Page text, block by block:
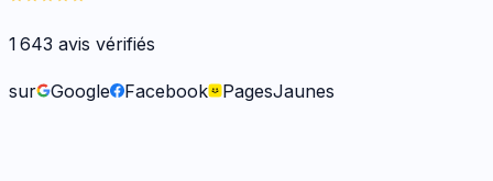
1 643 avis vérifiés
sur Google Facebook PagesJaunes